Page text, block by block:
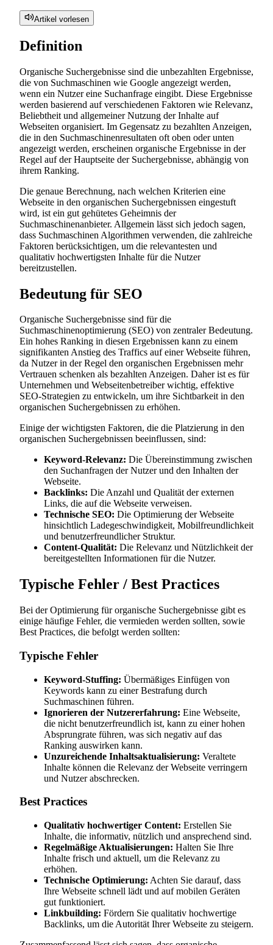
Artikel vorlesen
Definition
Organische Suchergebnisse sind die unbezahlten Ergebnisse,
die von Suchmaschinen wie Google angezeigt werden,
wenn ein Nutzer eine Suchanfrage eingibt. Diese Ergebnisse
werden basierend auf verschiedenen Faktoren wie Relevanz,
Beliebtheit und allgemeiner Nutzung der Inhalte auf
Webseiten organisiert. Im Gegensatz zu bezahlten Anzeigen,
die in den Suchmaschinenresultaten oft oben oder unten
angezeigt werden, erscheinen organische Ergebnisse in der
Regel auf der Hauptseite der Suchergebnisse, abhängig von
ihrem Ranking.
Die genaue Berechnung, nach welchen Kriterien eine
Webseite in den organischen Suchergebnissen eingestuft
wird, ist ein gut gehütetes Geheimnis der
Suchmaschinenanbieter. Allgemein lässt sich jedoch sagen,
dass Suchmaschinen Algorithmen verwenden, die zahlreiche
Faktoren berücksichtigen, um die relevantesten und
qualitativ hochwertigsten Inhalte für die Nutzer
bereitzustellen.
Bedeutung für SEO
Organische Suchergebnisse sind für die
Suchmaschinenoptimierung (SEO) von zentraler Bedeutung.
Ein hohes Ranking in diesen Ergebnissen kann zu einem
signifikanten Anstieg des Traffics auf einer Webseite führen,
da Nutzer in der Regel den organischen Ergebnissen mehr
Vertrauen schenken als bezahlten Anzeigen. Daher ist es für
Unternehmen und Webseitenbetreiber wichtig, effektive
SEO-Strategien zu entwickeln, um ihre Sichtbarkeit in den
organischen Suchergebnissen zu erhöhen.
Einige der wichtigsten Faktoren, die die Platzierung in den
organischen Suchergebnissen beeinflussen, sind:
Keyword-Relevanz: Die Übereinstimmung zwischen
den Suchanfragen der Nutzer und den Inhalten der
Webseite.
Backlinks: Die Anzahl und Qualität der externen
Links, die auf die Webseite verweisen.
Technische SEO: Die Optimierung der Webseite
hinsichtlich Ladegeschwindigkeit, Mobilfreundlichkeit
und benutzerfreundlicher Struktur.
Content-Qualität: Die Relevanz und Nützlichkeit der
bereitgestellten Informationen für die Nutzer.
Typische Fehler / Best Practices
Bei der Optimierung für organische Suchergebnisse gibt es
einige häufige Fehler, die vermieden werden sollten, sowie
Best Practices, die befolgt werden sollten:
Typische Fehler
Keyword-Stuffing: Übermäßiges Einfügen von
Keywords kann zu einer Bestrafung durch
Suchmaschinen führen.
Ignorieren der Nutzererfahrung: Eine Webseite,
die nicht benutzerfreundlich ist, kann zu einer hohen
Absprungrate führen, was sich negativ auf das
Ranking auswirken kann.
Unzureichende Inhaltsaktualisierung: Veraltete
Inhalte können die Relevanz der Webseite verringern
und Nutzer abschrecken.
Best Practices
Qualitativ hochwertiger Content: Erstellen Sie
Inhalte, die informativ, nützlich und ansprechend sind.
Regelmäßige Aktualisierungen: Halten Sie Ihre
Inhalte frisch und aktuell, um die Relevanz zu
erhöhen.
Technische Optimierung: Achten Sie darauf, dass
Ihre Webseite schnell lädt und auf mobilen Geräten
gut funktioniert.
Linkbuilding: Fördern Sie qualitativ hochwertige
Backlinks, um die Autorität Ihrer Webseite zu steigern.